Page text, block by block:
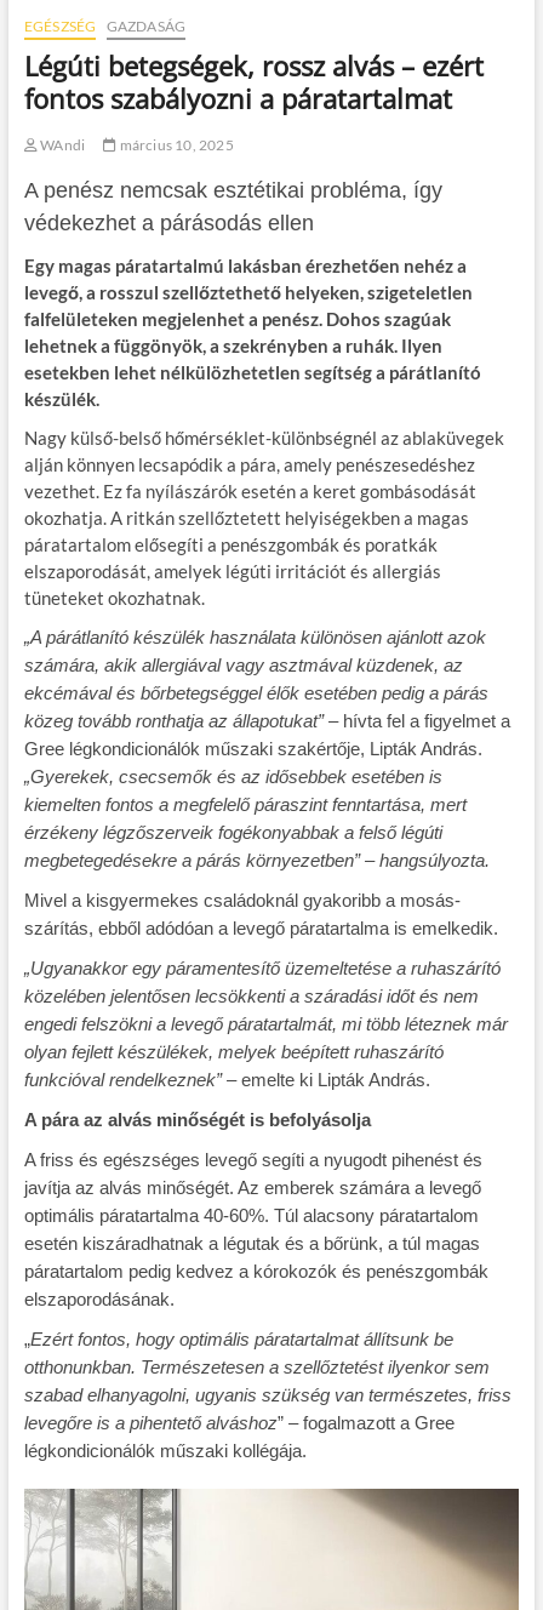
EGÉSZSÉG GAZDASÁG
Légúti betegségek, rossz alvás – ezért
fontos szabályozni a páratartalmat
WAndi március 10, 2025
A penész nemcsak esztétikai probléma, így
védekezhet a párásodás ellen
Egy magas páratartalmú lakásban érezhetően nehéz a
levegő, a rosszul szellőztethető helyeken, szigeteletlen
falfelületeken megjelenhet a penész. Dohos szagúak
lehetnek a függönyök, a szekrényben a ruhák. Ilyen
esetekben lehet nélkülözhetetlen segítség a párátlanító
készülék.
Nagy külső-belső hőmérséklet-különbségnél az ablaküvegek
alján könnyen lecsapódik a pára, amely penészesedéshez
vezethet. Ez fa nyílászárók esetén a keret gombásodását
okozhatja. A ritkán szellőztetett helyiségekben a magas
páratartalom elősegíti a penészgombák és poratkák
elszaporodását, amelyek légúti irritációt és allergiás
tüneteket okozhatnak.
„A párátlanító készülék használata különösen ajánlott azok
számára, akik allergiával vagy asztmával küzdenek, az
ekcémával és bőrbetegséggel élők esetében pedig a párás
közeg tovább ronthatja az állapotukat”– hívta fel a figyelmet a
Gree légkondicionálók műszaki szakértője, Lipták András.
„Gyerekek, csecsemők és az idősebbek esetében is
kiemelten fontos a megfelelő páraszint fenntartása, mert
érzékeny légzőszerveik fogékonyabbak a felső légúti
megbetegedésekre a párás környezetben” – hangsúlyozta.
Mivel a kisgyermekes családoknál gyakoribb a mosás-
szárítás, ebből adódóan a levegő páratartalma is emelkedik.
„Ugyanakkor egy páramentesítő üzemeltetése a ruhaszárító
közelében jelentősen lecsökkenti a száradási időt és nem
engedi felszökni a levegő páratartalmát, mi több léteznek már
olyan fejlett készülékek, melyek beépített ruhaszárító
funkcióval rendelkeznek” –emelte ki Lipták András.
A pára az alvás minőségét is befolyásolja
A friss és egészséges levegő segíti a nyugodt pihenést és
javítja az alvás minőségét. Az emberek számára a levegő
optimális páratartalma 40-60%. Túl alacsony páratartalom
esetén kiszáradhatnak a légutak és a bőrünk, a túl magas
páratartalom pedig kedvez a kórokozók és penészgombák
elszaporodásának.
„Ezért fontos, hogy optimális páratartalmat állítsunk be
otthonunkban. Természetesen a szellőztetést ilyenkor sem
szabad elhanyagolni, ugyanis szükség van természetes, friss
levegőre is a pihentető alváshoz” – fogalmazott a Gree
légkondicionálók műszaki kollégája.